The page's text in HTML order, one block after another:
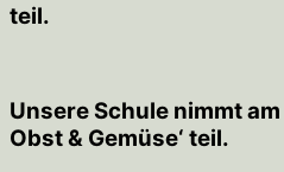
teil.
Unsere Schule nimmt
Obst & Gemüse‘ teil.